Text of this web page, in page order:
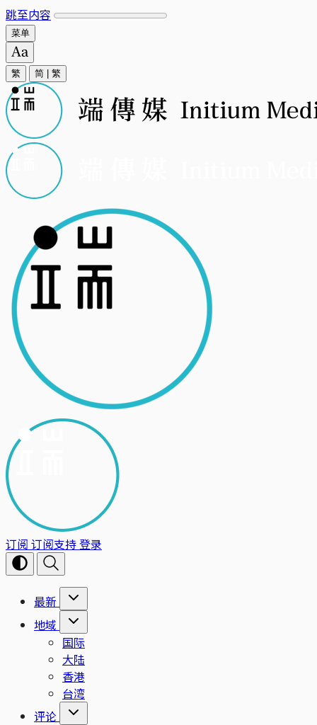
跳至内容
菜单
繁 简 繁
订阅 订阅支持登录
最新
地域
国际
大陆
香港
台湾
评论